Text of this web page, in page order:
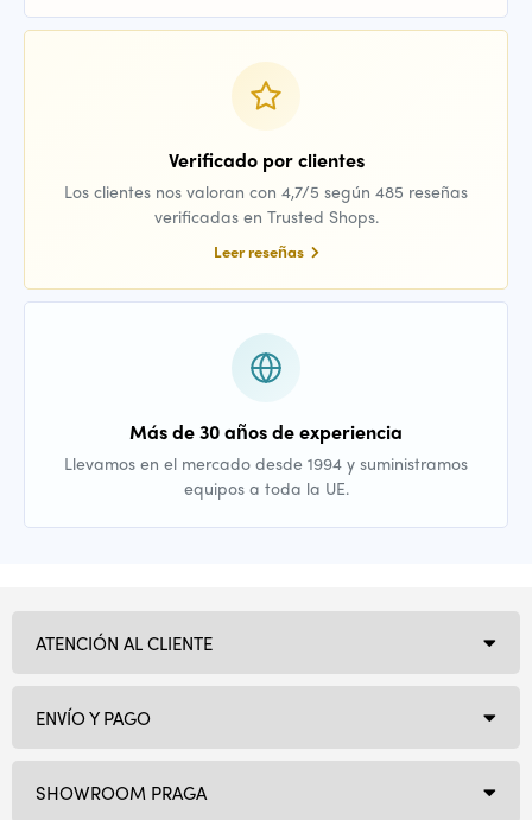
Verificado por clientes
Los clientes nos valoran con 4,7/5 según 485 reseñas
verificadas en Trusted Shops.
Leer reseñas
Más de 30 años de experiencia
Llevamos en el mercado desde 1994 y suministramos
equipos a toda la UE.
SHOWROOM PRAGA
ATENCIÓN AL CLIENTE
ENVÍO Y PAGO